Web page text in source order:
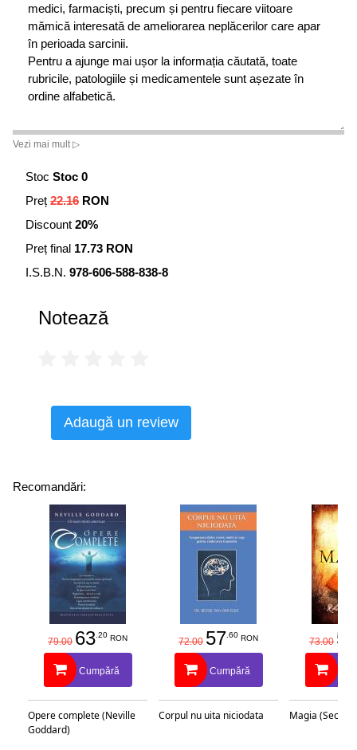
medici, farmaciști, precum și pentru fiecare viitoare
mămică interesată de ameliorarea neplăcerilor care apar
în perioada sarcinii.
Pentru a ajunge mai ușor la informația căutată, toate
rubricile, patologiile și medicamentele sunt așezate în
ordine alfabetică.
Vezi mai mult ▷
Stoc Stoc 0
Preț 22.16 RON
Discount 20%
Preț final 17.73 RON
I.S.B.N. 978-606-588-838-8
Notează
Adaugă un review
Recomandări:
79.00 63.20 RON
Cumpără
Opere complete (Neville
Goddard)
72.00 57.60 RON
Cumpără
Corpul nu uita niciodata
73.00 58
Magia